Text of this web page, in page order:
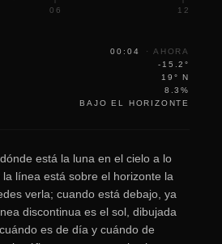
06 12
00:04 · AHORA
-15.2°
19° N
8.3%
BAJO EL HORIZONTE
está la luna en el cielo a lo
línea está sobre el horizonte la
verla; cuando está debajo, ya
discontinua es el sol, dibujada
es de día y cuándo de